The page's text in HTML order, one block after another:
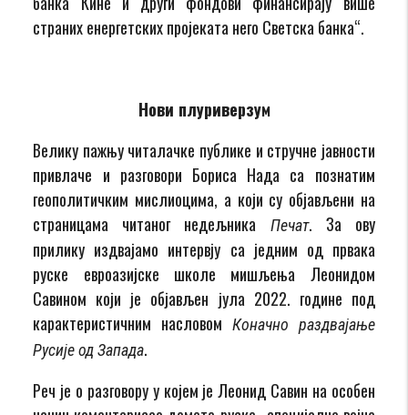
страних енергетских пројеката него Светска банка“.
Нови плуриверзум
Велику пажњу читалачке публике и стручне јавности
привлаче и разговори Бориса Нада са познатим
геополитичким мислиоцима, а који су објављени на
страницама читаног недељника
Печат. За ову
прилику издвајамо интервју са једним од првака
руске евроазијске школе мишљења Леонидом
Савином који је објављен јула 2022. године под
карактеристичним насловом Коначно раздвајање
Русије од Запада.
Реч је о разговору у којем је Леонид Савин на особен